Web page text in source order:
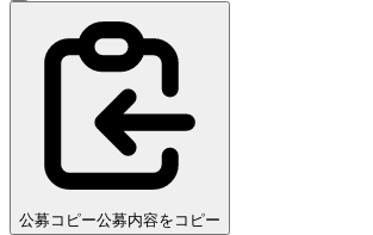
公募コピー公募内容をコピー